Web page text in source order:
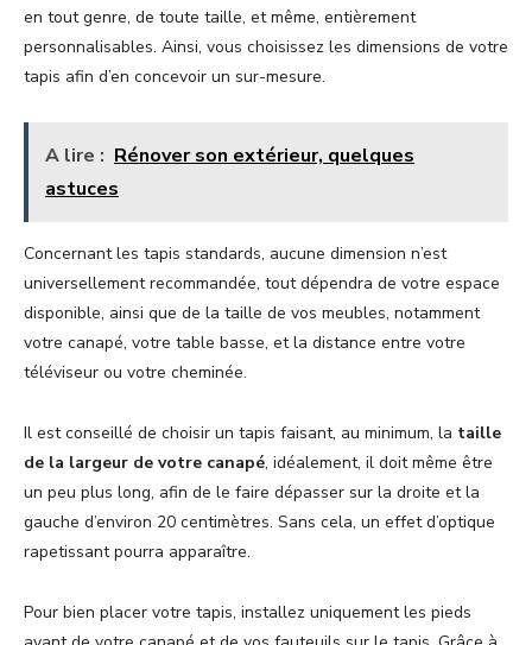
en tout genre, de toute taille, et même, entièrement
personnalisables. Ainsi, vous choisissez les dimensions de votre
tapis afin d’en concevoir un sur-mesure.
A lire : Rénover son extérieur, quelques
astuces
Concernant les tapis standards, aucune dimension n’est
universellement recommandée, tout dépendra de votre espace
disponible, ainsi que de la taille de vos meubles, notamment
votre canapé, votre table basse, et la distance entre votre
téléviseur ou votre cheminée.
Il est conseillé de choisir un tapis faisant, au minimum, la taille
de la largeur de votre canapé, idéalement, il doit même être
un peu plus long, afin de le faire dépasser sur la droite et la
gauche d’environ 20 centimètres. Sans cela, un effet d’optique
rapetissant pourra apparaître.
Pour bien placer votre tapis, installez uniquement les pieds